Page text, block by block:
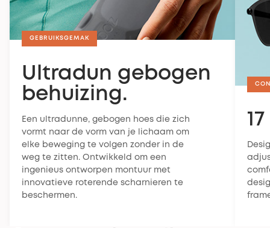
GEBRUIKSGEMAK
Ultradun gebogen
behuizing.
Een ultradunne, gebogen hoes die zich
vormt naar de vorm van je lichaam om
elke beweging te volgen zonder in de
weg te zitten. Ontwikkeld om een
ingenieus ontworpen montuur met
innovatieve roterende scharnieren te
beschermen.